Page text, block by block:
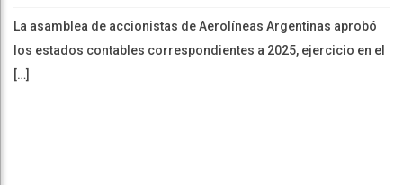
La asamblea de accionistas de Aerolíneas Argentinas aprobó
los estados contables correspondientes a 2025, ejercicio en el
[…]